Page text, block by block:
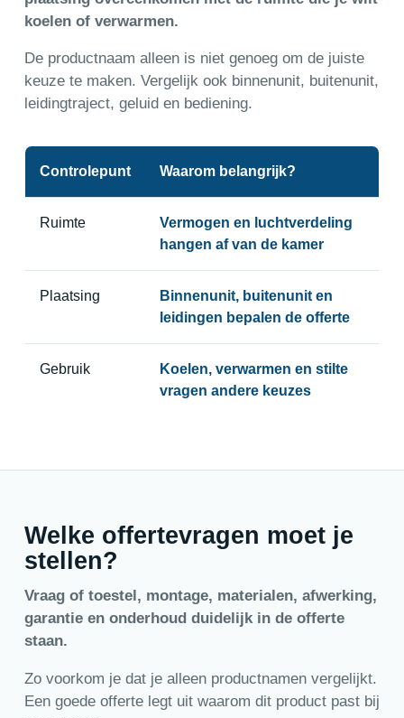
koelen of verwarmen.
De productnaam alleen is niet genoeg om de juiste
keuze te maken. Vergelijk ook binnenunit, buitenunit,
leidingtraject, geluid en bediening.
Controlepunt Waarom belangrijk?
Ruimte
Vermogen en luchtverdeling
hangen af van de kamer
Plaatsing
Binnenunit, buitenunit en
leidingen bepalen de offerte
Gebruik
Koelen, verwarmen en stilte
vragen andere keuzes
Welke offertevragen moet je
stellen?
Vraag of toestel, montage, materialen, afwerking,
garantie en onderhoud duidelijk in de offerte
staan.
Zo voorkom je dat je alleen productnamen vergelijkt.
Een goede offerte legt uit waarom dit product past bij